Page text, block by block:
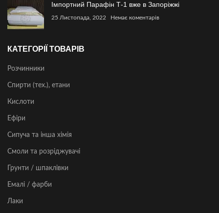
Імпортний Парафін Т-1 вже в Запоріжжі
25 Листопада, 2022 Немає коментарів
КАТЕГОРІЇ ТОВАРІВ
Розчинники
Спирти (тех.), етани
Кислоти
Ефіри
Сипуча та інша хімія
Смоли та розріджувачі
Грунти / шпаклівки
Емалі / фарби
Лаки